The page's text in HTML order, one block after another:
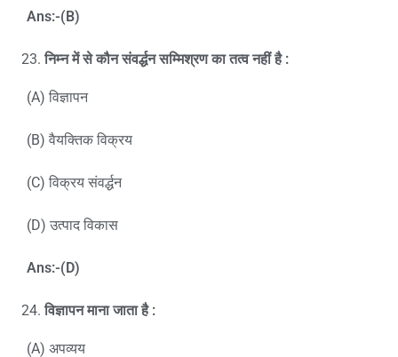
Ans:-(B)
निम्न में से कौन संवर्द्धन सम्मिश्रण का तत्व नहीं है :
(A) विज्ञापन
(B) वैयक्तिक विक्रय
(C) विक्रय संवर्द्धन
(D) उत्पाद विकास
Ans:-(D)
विज्ञापन माना जाता है :
(A) अपव्यय